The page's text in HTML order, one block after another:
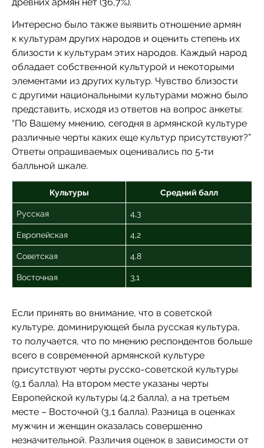
Интересно было также выявить отношение армян
к культурам других народов и оценить степень их
близости к культурам этих народов. Каждый народ
обладает собственной культурой и некоторыми
элементами из других культур. Чувство близости
с другими национальными культурами можно было
представить, исходя из ответов на вопрос анкеты:
“По Вашему мнению, сегодня в армянской культуре
различные черты каких еще культур присутствуют?”
Ответы опрашиваемых оценивались по 5‑ти
балльной шкале.
Культуры Средний балл
Русская 4,3
Европейская 4,2
Советская 4,8
Восточная 3,1
Если принять во внимание, что в советской
культуре, доминирующей была русская культура,
то получается, что по мнению респондентов больше
всего в современной армянской культуре
присутствуют черты русско-советской культуры
(9,1 балла). На втором месте указаны черты
Европейской культуры (4,2 балла), а на третьем
месте – Восточной (3,1 балла). Разница в оценках
мужчин и женщин оказалась совершенно
незначительной. Различия оценок в зависимости от